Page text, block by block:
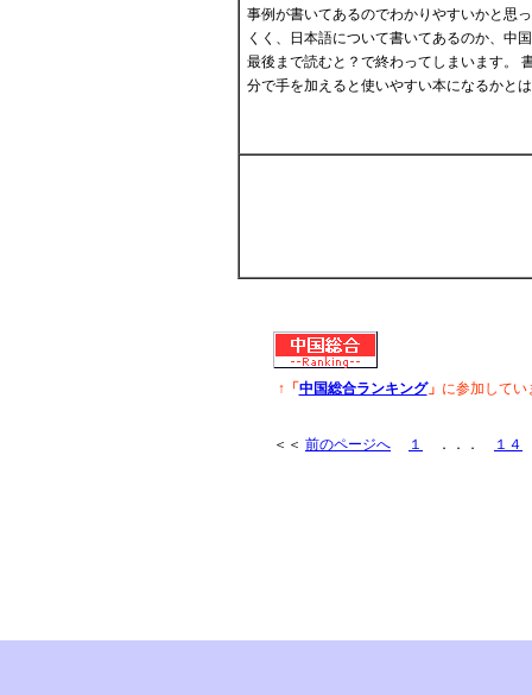
事例が書いてあるのでわかりやすいかと思
くく、日本語について書いてあるのか、中
最後まで読むと？で終わってしまいます。
分で手を加えると使いやすい本になるかと
↑「 中国総合ランキング」 に参加してい
＜＜ 前のページへ １ ．．． １４